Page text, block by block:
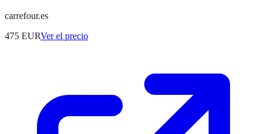
carrefour.es
475 EURVer el precio